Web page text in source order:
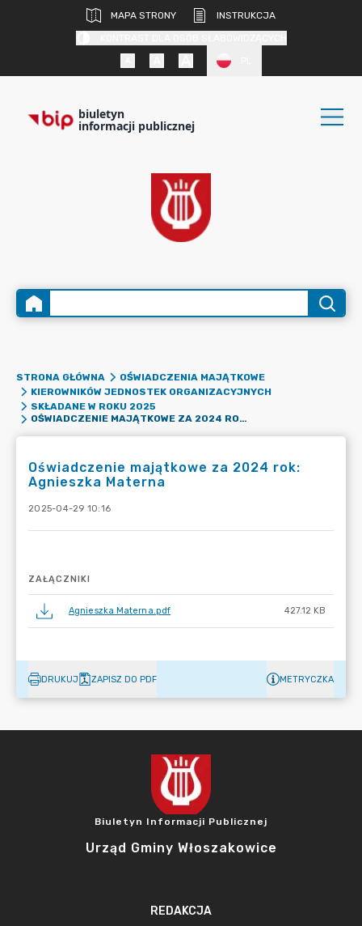
MAPA STRONY
INSTRUKCJA
biuletyn
informacji publicznej
STRONA GŁÓWNA
OŚWIADCZENIA MAJĄTKOWE
KIEROWNIKÓW JEDNOSTEK ORGANIZACYJNYCH
SKŁADANE W ROKU 2025
OŚWIADCZENIE MAJĄTKOWE ZA 2024 ROK: AGNIESZKA MATERNA
Oświadczenie majątkowe za 2024 rok:
Agnieszka Materna
2025-04-29 10:16
ZAŁĄCZNIKI
Agnieszka Materna.pdf 427.12 KB
DRUKUJ ZAPISZ DO PDF METRYCZKA
Biuletyn Informacji Publicznej
Urząd Gminy Włoszakowice
REDAKCJA